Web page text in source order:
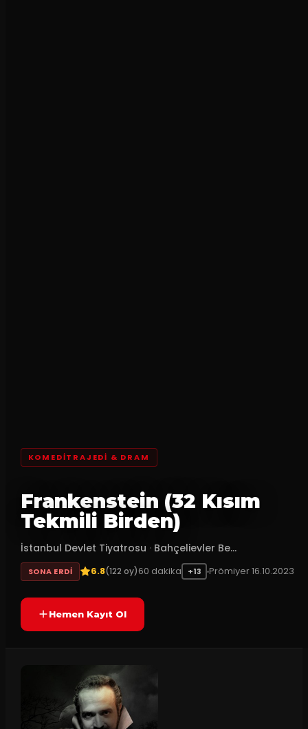
KOMEDITRAJEDI & DRAM
Frankenstein (32 Kısım
Tekmili Birden)
İstanbul Devlet Tiyatrosu · Bahçelievler Be...
SONA ERDI 6.8(122 oy)60 dakika +13 Prömiyer16.10.2023
Hemen Kayıt Ol